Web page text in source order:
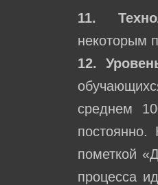
11.
некоторым
12.
среднем
пометкой
процесса